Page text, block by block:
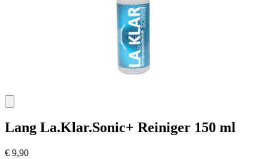
Lang La.Klar.Sonic+ Reiniger 150 ml
€ 9,90